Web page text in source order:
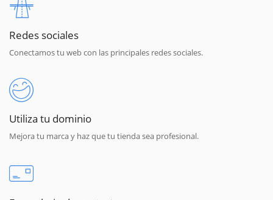
Redes sociales
Conectamos tu web con las principales redes sociales.
Utiliza tu dominio
Mejora tu marca y haz que tu tienda sea profesional.